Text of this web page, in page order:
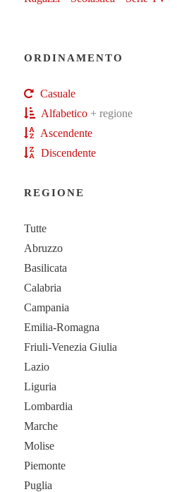
ORDINAMENTO
Casuale
Alfabetico + regione
Ascendente
Discendente
REGIONE
Tutte
Abruzzo
Basilicata
Calabria
Campania
Emilia-Romagna
Friuli-Venezia Giulia
Lazio
Liguria
Lombardia
Marche
Molise
Piemonte
Puglia